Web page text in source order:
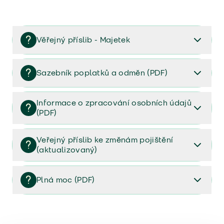
Věřejný příslib - Majetek
Věřejný příslib majetek 2023
Sazebník poplatků a odměn (PDF)
Sazebník poplatků a odměn (PDF)
Informace o zpracování osobních údajů
(PDF)
Informace o zpracování osobních údajů (PDF)
Veřejný příslib ke změnám pojištění
(aktualizovaný)
Veřejný příslib ke změnám pojištění (aktualizovaný)
Plná moc (PDF)